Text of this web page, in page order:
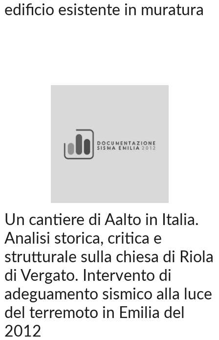
edificio esistente in muratura
Un cantiere di Aalto in Italia.
Analisi storica, critica e
strutturale sulla chiesa di Riola
di Vergato. Intervento di
adeguamento sismico alla luce
del terremoto in Emilia del
2012